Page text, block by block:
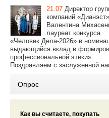
21.07 Директор
компаний «Дианэст»
Валентина
лауреат конкурса
«Человек Дела-2026» в
выдающийся вклад в
профессиональной этики».
Поздравляем с заслуженной
Опрос
Как вы считаете, покупать